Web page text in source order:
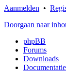
Aanmelden •
Doorgaan naar
phpBB
Forums
Downloads
Documentatie